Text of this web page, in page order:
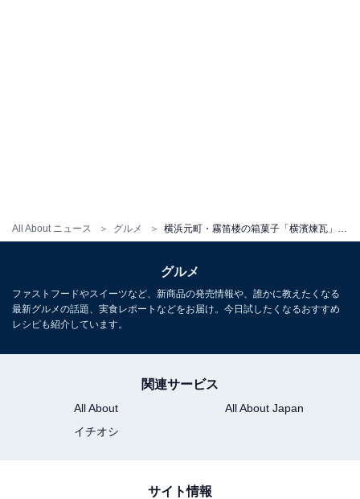
All About ニュース グルメ
グルメ
ファストフードやスイーツなど、新商品の発売情報や、誰かに教えたくなる
最新グルメの話題、実食レポートなどをお届け。今日試したくなるおすすめ
レシピも紹介しています。
関連サービス
All About
All About Japan
イチオシ
サイト情報